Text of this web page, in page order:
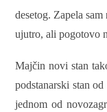
desetog. Zapela
ujutro, ali pogotovo
Majčin novi stan
podstanarski stan
jednom od